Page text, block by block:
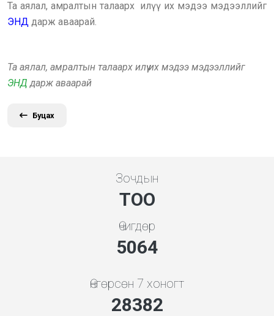
Та аялал, амралтын талаарх илүү их мэдээ мэдээллийг
ЭНД дарж аваарай.
Та аялал, амралтын талаарх илүү их мэдээ мэдээллийг
ЭНД дарж аваарай
Буцах
Зочдын
ТОО
Өчигдөр
5453
Өнгөрсөн 7 хоногт
30565